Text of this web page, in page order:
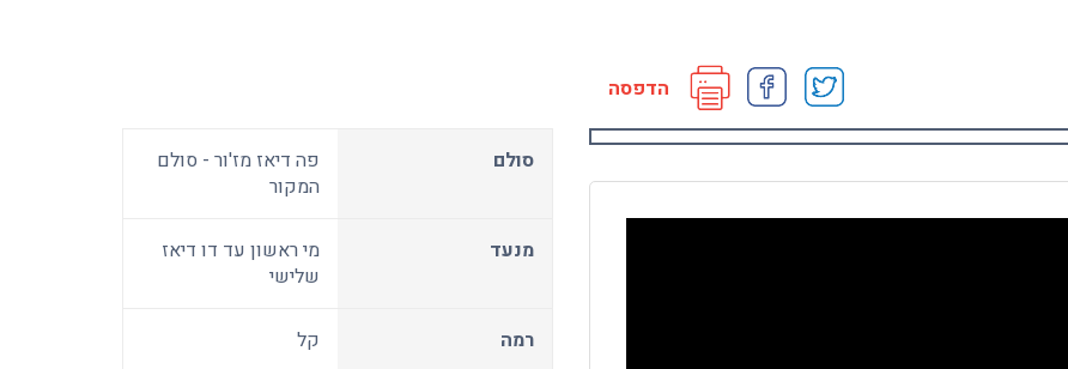
הדפסה
סולם
פה דיאז מז'ור - סולם
המקור
מנעד
מי ראשון עד דו דיאז
שלישי
רמה קל